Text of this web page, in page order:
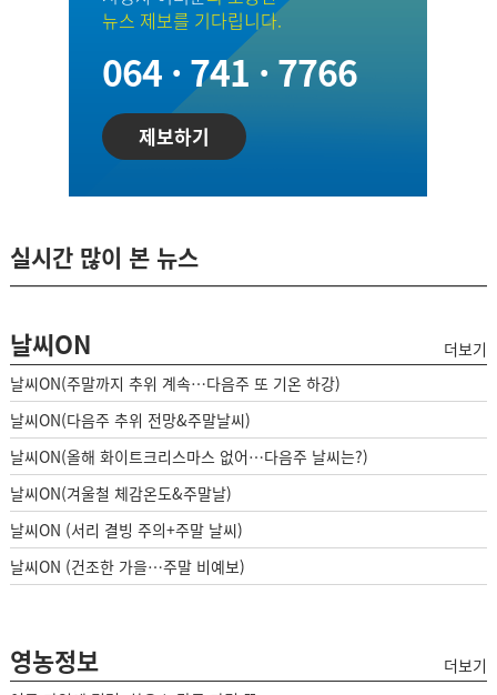
뉴스 제보를 기다립니다.
064 · 741 · 7766
제보하기
실시간 많이 본 뉴스
날씨ON
더보기
날씨ON(주말까지 추위 계속…다음주 또 기온 하강)
날씨ON(다음주 추위 전망&주말날씨)
날씨ON(올해 화이트크리스마스 없어…다음주 날씨는?)
날씨ON(겨울철 체감온도&주말날)
날씨ON (서리 결빙 주의+주말 날씨)
날씨ON (건조한 가을…주말 비예보)
영농정보
더보기